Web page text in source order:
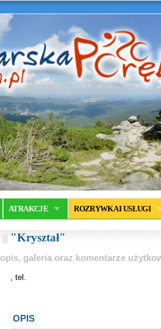
ATRAKCJE ROZRYWKA I USŁUGI
"Kryształ"
opis, galeria oraz komentarze
, tel.
OPIS